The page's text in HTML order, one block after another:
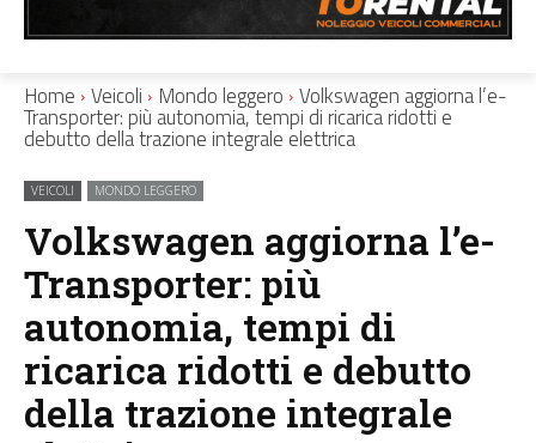
Home Veicoli Mondo leggero Volkswagen aggiorna l’e-
Transporter: più autonomia, tempi di ricarica ridotti e
debutto della trazione integrale elettrica
VEICOLI MONDO LEGGERO
Volkswagen aggiorna l’e-
Transporter: più
autonomia, tempi di
ricarica ridotti e debutto
della trazione integrale